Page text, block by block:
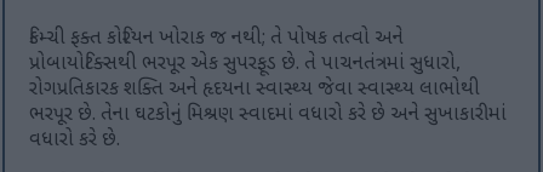
કિમ્ચી ફક્ત કોરિયન ખોરાક જ નથી; તે પોષક તત્વો અને
પ્રોબાયોટિક્સથી ભરપૂર એક સુપરફૂડ છે. તે પાચનતંત્રમાં સુધારો,
રોગપ્રતિકારક શક્તિ અને હૃદયના સ્વાસ્થ્ય જેવા સ્વાસ્થ્ય લાભોથી
ભરપૂર છે. તેના ઘટકોનું મિશ્રણ સ્વાદમાં વધારો કરે છે અને સુખાકારીમાં
વધારો કરે છે.